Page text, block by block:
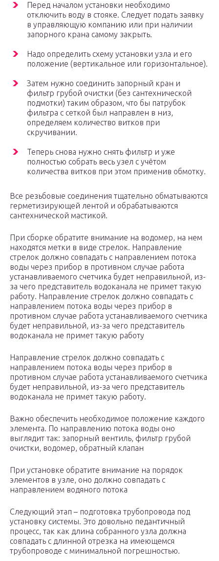
Перед началом установки необходимо
отключить воду в стояке. Следует подать заявку
в управляющую компанию или при наличии
запорного крана самому закрыть.
Надо определить схему установки узла и его
положение (вертикальное или горизонтальное).
Затем нужно соединить запорный кран и
фильтр грубой очистки (без сантехнической
подмотки) таким образом, что бы патрубок
фильтра с сеткой был направлен в низ,
определяем количество витков при
скручивании.
Теперь снова нужно снять фильтр и уже
полностью собрать весь узел с учётом
количества витков при этом применив обмотку.
Все резьбовые соединения тщательно обматываются
герметизирующей лентой и обрабатываются
сантехнической мастикой.
При сборке обратите внимание на водомер, на нем
находятся метки в виде стрелок. Направление
стрелок должно совпадать с направлением потока
воды через прибор в противном случае работа
устанавливаемого счетчика будет неправильной, из-
за чего представитель водоканала не примет такую
работу. Направление стрелок должно совпадать с
направлением потока воды через прибор в
противном случае работа устанавливаемого счетчика
будет неправильной, из-за чего представитель
водоканала не примет такую работу
Направление стрелок должно совпадать с
направлением потока воды через прибор в
противном случае работа устанавливаемого счетчика
будет неправильной, из-за чего представитель
водоканала не примет такую работу.
Важно обеспечить необходимое положение каждого
элемента. По направлению потока воды оно
выглядит так: запорный вентиль, фильтр грубой
очистки, водомер, обратный клапан
При установке обратите внимание на порядок
элементов в узле, оно должно совпадать с
направлением водяного потока
Следующий этап – подготовка трубопровода под
установку системы. Это довольно педантичный
процесс, так как длина собранного узла должна
совпадать с длинной отрезка на имеющемся
трубопроводе с минимальной погрешностью.